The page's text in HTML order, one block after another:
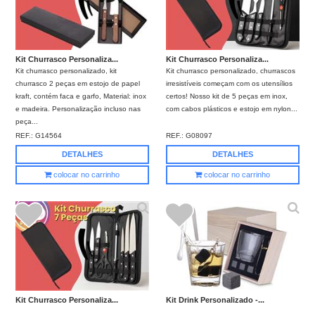
Kit Churrasco Personaliza...
Kit churrasco personalizado, kit
churrasco 2 peças em estojo de papel
kraft, contém faca e garfo, Material: inox
e madeira. Personalização incluso nas
peça...
REF.:G14564
DETALHES
colocar no carrinho
Kit Churrasco Personaliza...
Kit churrasco personalizado, churrascos
irresistíveis começam com os utensílios
certos! Nosso kit de 5 peças em inox,
com cabos plásticos e estojo em nylon...
REF.:G08097
DETALHES
colocar no carrinho
Kit Churrasco Personaliza... Kit Drink Personalizado -...